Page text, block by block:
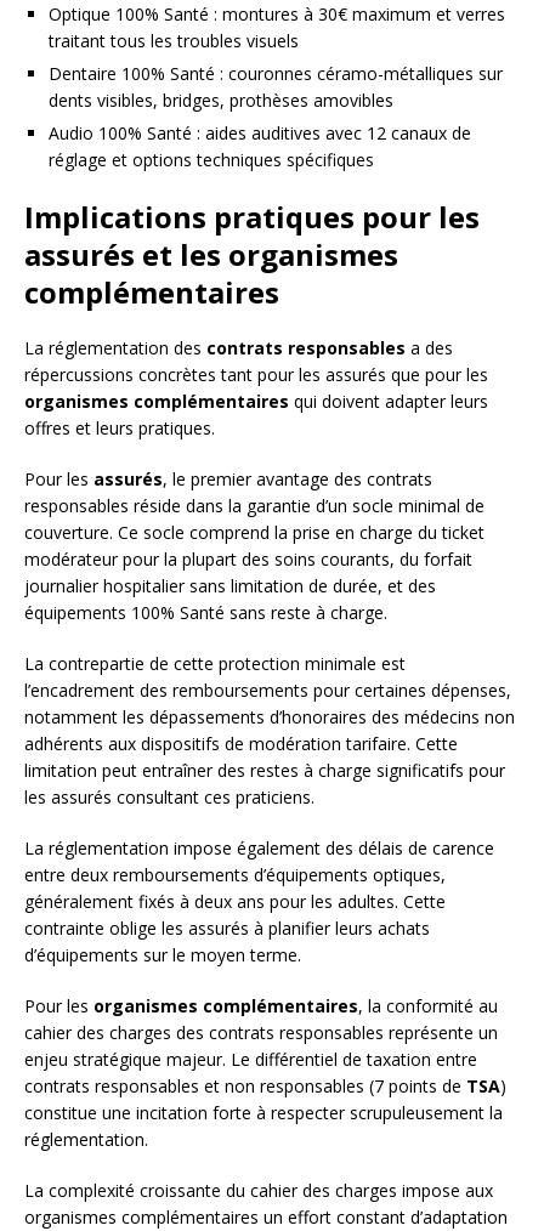
Optique 100% Santé : montures à 30€ maximum et verres
traitant tous les troubles visuels
Dentaire 100% Santé : couronnes céramo-métalliques sur
dents visibles, bridges, prothèses amovibles
Audio 100% Santé : aides auditives avec 12 canaux de
réglage et options techniques spécifiques
Implications pratiques pour les
assurés et les organismes
complémentaires
La réglementation des contrats responsables a des
répercussions concrètes tant pour les assurés que pour les
organismes complémentaires qui doivent adapter leurs
offres et leurs pratiques.
Pour les assurés, le premier avantage des contrats
responsables réside dans la garantie d’un socle minimal de
couverture. Ce socle comprend la prise en charge du ticket
modérateur pour la plupart des soins courants, du forfait
journalier hospitalier sans limitation de durée, et des
équipements 100% Santé sans reste à charge.
La contrepartie de cette protection minimale est
l’encadrement des remboursements pour certaines dépenses,
notamment les dépassements d’honoraires des médecins non
adhérents aux dispositifs de modération tarifaire. Cette
limitation peut entraîner des restes à charge significatifs pour
les assurés consultant ces praticiens.
La réglementation impose également des délais de carence
entre deux remboursements d’équipements optiques,
généralement fixés à deux ans pour les adultes. Cette
contrainte oblige les assurés à planifier leurs achats
d’équipements sur le moyen terme.
Pour les organismes complémentaires, la conformité au
cahier des charges des contrats responsables représente un
enjeu stratégique majeur. Le différentiel de taxation entre
contrats responsables et non responsables (7 points de TSA)
constitue une incitation forte à respecter scrupuleusement la
réglementation.
La complexité croissante du cahier des charges impose aux
organismes complémentaires un effort constant d’adaptation